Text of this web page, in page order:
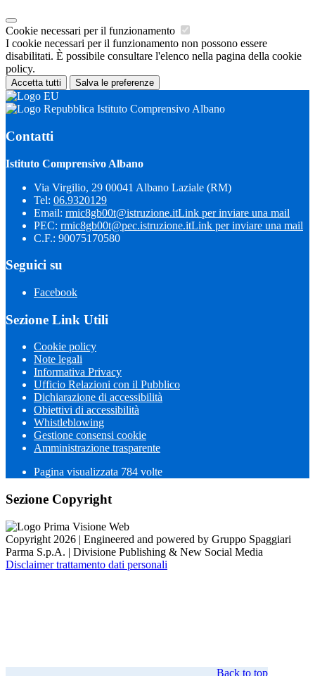
Cookie necessari per il funzionamento
I cookie necessari per il funzionamento non possono essere
disabilitati. È possibile consultare l'elenco nella pagina della cookie
policy.
Accetta tutti Salva le preferenze
Istituto Comprensivo Albano
Contatti
Istituto Comprensivo Albano
Via Virgilio, 29 00041 Albano Laziale (RM)
Tel: 06.9320129
Email: rmic8gb00t@istruzione.itLink per inviare una mail
PEC: rmic8gb00t@pec.istruzione.itLink per inviare una mail
C.F.: 90075170580
Seguici su
Facebook
Sezione Link Utili
Cookie policy
Note legali
Informativa Privacy
Ufficio Relazioni con il Pubblico
Dichiarazione di accessibilità
Obiettivi di accessibilità
Whistleblowing
Gestione consensi cookie
Amministrazione trasparente
Pagina visualizzata 784 volte
Sezione Copyright
Copyright 2026 | Engineered and powered by Gruppo Spaggiari
Parma S.p.A. | Divisione Publishing & New Social Media
Disclaimer trattamento dati personali
Back to top